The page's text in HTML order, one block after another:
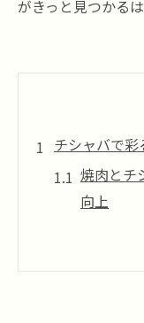
がきっと見つかるは
チシャバで
焼肉とチ
向上
焼肉を